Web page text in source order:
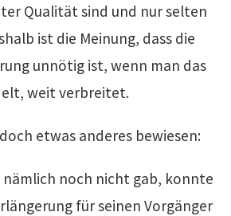
Qualität sind und nur selten
ist die Meinung, dass die
unnötig ist, wenn man das
weit verbreitet.
etwas anderes bewiesen:
nämlich noch nicht gab, konnte
für seinen Vorgänger